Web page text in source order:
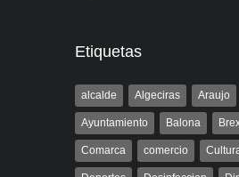
Etiquetas
alcalde Algeciras Araujo
Ayuntamiento Balona
Comarca comercio